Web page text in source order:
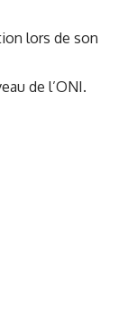
lors de son
de l’ONI.